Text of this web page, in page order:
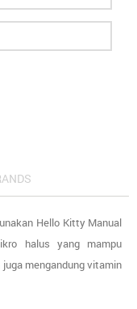
Hello Kitty Manual
halus yang mampu
mengandung vitamin